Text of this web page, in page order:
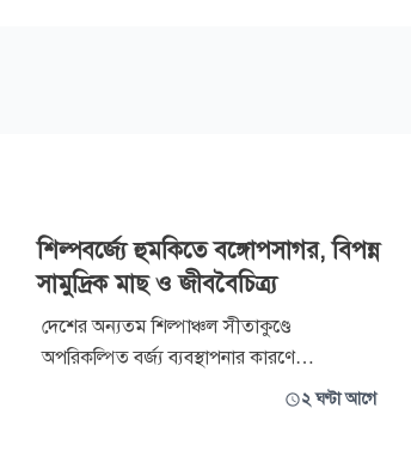
শিল্পবর্জ্যে হুমকিতে বঙ্গোপসাগর, বিপন্ন
সামুদ্রিক মাছ ও জীববৈচিত্র্য
দেশের অন্যতম শিল্পাঞ্চল সীতাকুণ্ডে
অপরিকল্পিত বর্জ্য ব্যবস্থাপনার কারণে
বঙ্গোপসাগরের সামুদ্রিক পরিবেশ হুমকির মুখে
২ ঘণ্টা আগে